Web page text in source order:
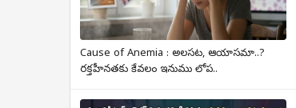
Cause of Anemia : అలసట, ఆయాసమా..?
రక్తహీనతకు కేవలం ఇనుము లోప..